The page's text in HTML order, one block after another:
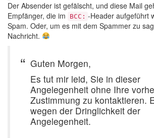
Der Absender ist gefälscht, und diese Mail
Empfänger, die im
BCC: -Header aufgeführt
Spam. Oder, um es mit dem Spammer zu
Nachricht.
Guten Morgen,
Es tut mir leid, Sie in dieser
Angelegenheit ohne Ihre
Zustimmung zu kontaktieren.
wegen der Dringlichkeit der
Angelegenheit.